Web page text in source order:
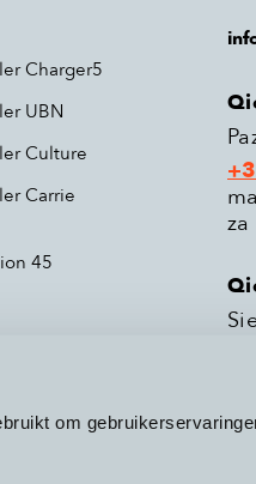
om
Charger5
UBN
Culture
Carrie
45